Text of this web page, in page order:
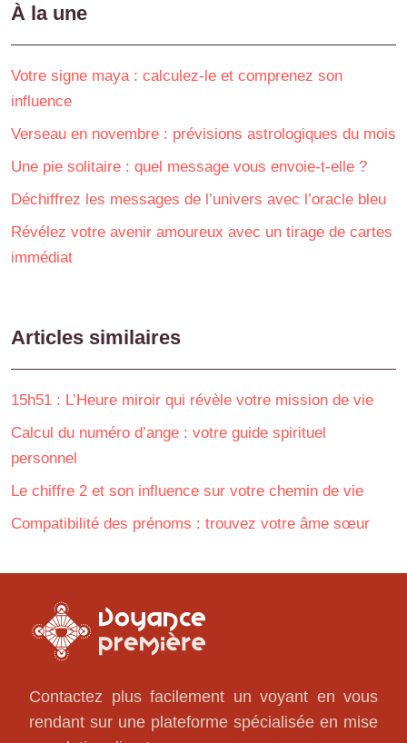
À la une
Votre signe maya : calculez-le et comprenez son
influence
Verseau en novembre : prévisions astrologiques du mois
Une pie solitaire : quel message vous envoie-t-elle ?
Déchiffrez les messages de l’univers avec l’oracle bleu
Révélez votre avenir amoureux avec un tirage de cartes
immédiat
Articles similaires
15h51 : L’Heure miroir qui révèle votre mission de vie
Calcul du numéro d’ange : votre guide spirituel
personnel
Le chiffre 2 et son influence sur votre chemin de vie
Compatibilité des prénoms : trouvez votre âme sœur
Contactez plus facilement un voyant en vous
rendant sur une plateforme spécialisée en mise